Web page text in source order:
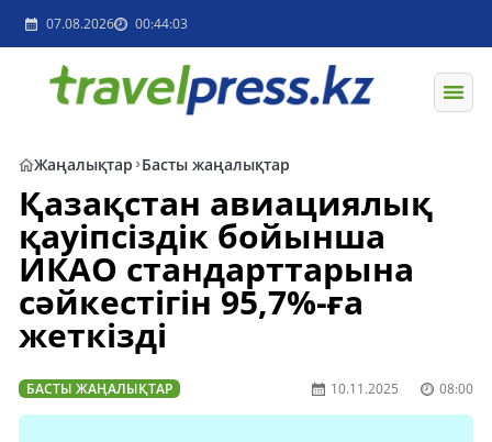
07.08.2026 00:44:03
Жаңалықтар Басты жаңалықтар
Қазақстан авиациялық
қауіпсіздік бойынша
ИКАО стандарттарына
сәйкестігін 95,7%-ға
жеткізді
БАСТЫ ЖАҢАЛЫҚТАР 10.11.2025 08:00